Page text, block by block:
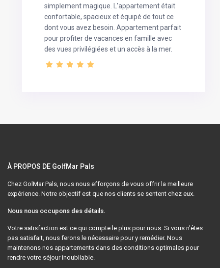
simplement magique. L'appartement était
confortable, spacieux et équipé de tout ce
dont vous avez besoin. Appartement parfait
pour profiter de vacances en famille avec
des vues privilégiées et un accès à la mer.
À PROPOS DE GolfMar Pals
Chez GolMar Pals, nous nous efforçons de vous offrir la meilleure
expérience. Notre objectif est que nos clients se sentent chez eux.
Nous nous occupons des détails.
Votre satisfaction est ce qui compte le plus pour nous. Si vous n’êtes
pas satisfait, nous ferons le nécessaire pour y remédier. Nous
maintenons nos appartements dans des conditions optimales pour
rendre votre séjour inoubliable.